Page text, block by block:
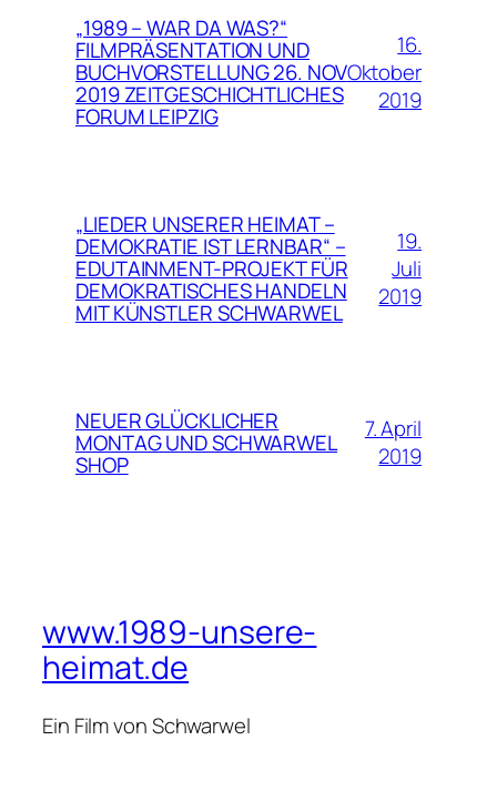
„1989 – WAR DA WAS?“
FILMPRÄSENTATION UND
BUCHVORSTELLUNG 26. NOV
2019 ZEITGESCHICHTLICHES
FORUM LEIPZIG
16.
Oktober
2019
„LIEDER UNSERER HEIMAT –
DEMOKRATIE IST LERNBAR“ –
EDUTAINMENT-PROJEKT FÜR
DEMOKRATISCHES HANDELN
MIT KÜNSTLER SCHWARWEL
19.
Juli
2019
NEUER GLÜCKLICHER
MONTAG UND SCHWARWEL
SHOP
7. April
2019
www.1989-unsere-
heimat.de
Ein Film von Schwarwel